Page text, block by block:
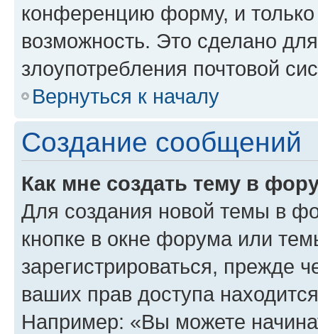
конференцию форму, и
возможность. Это сделано
злоупотребления почтовой
Вернуться к началу
Создание сообщений
Как мне создать тему в
Для создания новой темы в
кнопке в окне форума или
зарегистрироваться, прежде
ваших прав доступа
Например: «Вы можете